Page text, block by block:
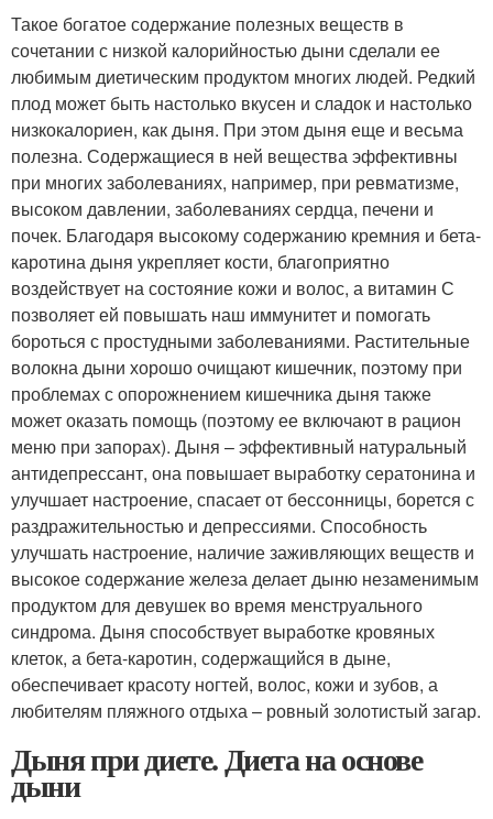
Такое богатое содержание полезных веществ в
сочетании с низкой калорийностью дыни сделали ее
любимым диетическим продуктом многих людей. Редкий
плод может быть настолько вкусен и сладок и настолько
низкокалориен, как дыня. При этом дыня еще и весьма
полезна. Содержащиеся в ней вещества эффективны
при многих заболеваниях, например, при ревматизме,
высоком давлении, заболеваниях сердца, печени и
почек. Благодаря высокому содержанию кремния и бета-
каротина дыня укрепляет кости, благоприятно
воздействует на состояние кожи и волос, а витамин С
позволяет ей повышать наш иммунитет и помогать
бороться с простудными заболеваниями. Растительные
волокна дыни хорошо очищают кишечник, поэтому при
проблемах с опорожнением кишечника дыня также
может оказать помощь (поэтому ее включают в рацион
меню при запорах). Дыня – эффективный натуральный
антидепрессант, она повышает выработку сератонина и
улучшает настроение, спасает от бессонницы, борется с
раздражительностью и депрессиями. Способность
улучшать настроение, наличие заживляющих веществ и
высокое содержание железа делает дыню незаменимым
продуктом для девушек во время менструального
синдрома. Дыня способствует выработке кровяных
клеток, а бета-каротин, содержащийся в дыне,
обеспечивает красоту ногтей, волос, кожи и зубов, а
любителям пляжного отдыха – ровный золотистый загар.
Дыня при диете. Диета на основе
дыни